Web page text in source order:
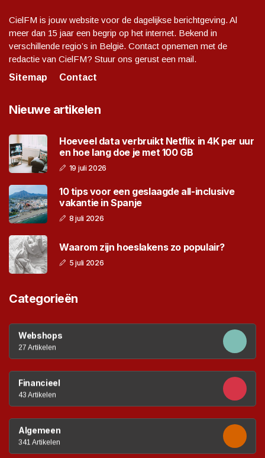
CielFM is jouw website voor de dagelijkse berichtgeving. Al
meer dan 15 jaar een begrip op het internet. Bekend in
verschillende regio’s in België. Contact opnemen met de
redactie van CielFM? Stuur ons gerust een mail.
Sitemap
Contact
Nieuwe artikelen
Hoeveel data verbruikt Netflix in 4K per uur
en hoe lang doe je met 100 GB
19 juli 2026
10 tips voor een geslaagde all-inclusive
vakantie in Spanje
8 juli 2026
Waarom zijn hoeslakens zo populair?
5 juli 2026
Categorieën
Webshops
27 Artikelen
Financieel
43 Artikelen
Algemeen
341 Artikelen